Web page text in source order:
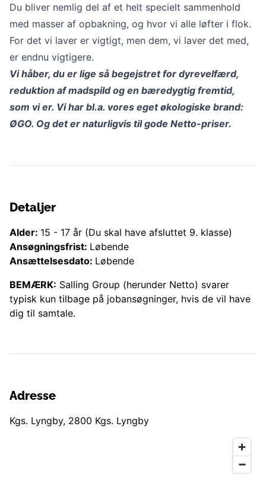
Du bliver nemlig del af et helt specielt sammenhold
med masser af opbakning, og hvor vi alle løfter i flok.
For det vi laver er vigtigt, men dem, vi laver det med,
er endnu vigtigere.
Vi håber, du er lige så begejstret for dyrevelfærd,
reduktion af madspild og en bæredygtig fremtid,
som vi er. Vi har bl.a. vores eget økologiske brand:
ØGO. Og det er naturligvis til gode Netto-priser.
Detaljer
Alder: 15 - 17 år (Du skal have afsluttet 9. klasse)
Ansøgningsfrist: Løbende
Ansættelsesdato: Løbende
BEMÆRK: Salling Group (herunder Netto) svarer
typisk kun tilbage på jobansøgninger, hvis de vil have
dig til samtale.
Adresse
Kgs. Lyngby, 2800 Kgs. Lyngby